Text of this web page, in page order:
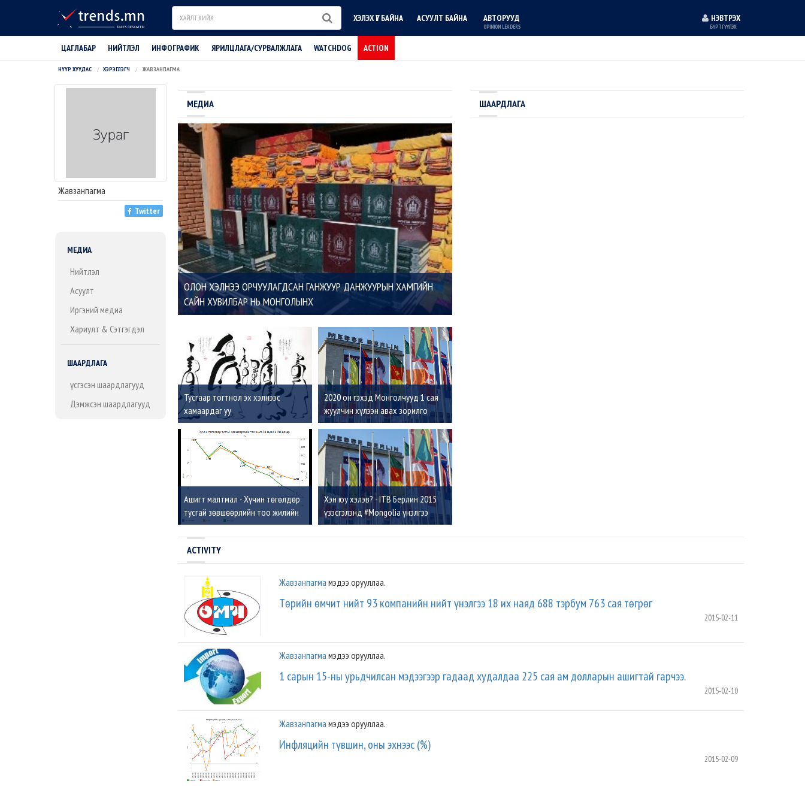
Search ХЭЛЭХ ҮГ БАЙНА АСУУЛТ БАЙНА АВТОРУУД
OPINION LEADERS
НЭВТРЭХ
БҮРТГҮҮЛЭХ
ЦАГЛАБАР НИЙТЛЭЛ ИНФОГРАФИК ЯРИЛЦЛАГА/СУРВАЛЖЛАГА WATCHDOG ACTION
НҮҮР ХУУДАС ХЭРЭГЛЭГЧ ЖАВЗАНПАГМА
Жавзанпагма
Twitter
МЕДИА
Нийтлэл
Асуулт
Иргэний медиа
Хариулт & Сэтгэгдэл
ШААРДЛАГА
Үүсгэсэн шаардлагууд
Дэмжсэн шаардлагууд
МЕДИА
ОЛОН ХЭЛНЭЭ ОРЧУУЛАГДСАН ГАНЖУУР ДАНЖУУРЫН ХАМГИЙН
САЙН ХУВИЛБАР НЬ МОНГОЛЫНХ
Тусгаар тогтнол эх хэлнээс
хамаардаг уу
2020 он гэхэд Монголчууд 1 сая
жуулчин хүлээн авах зорилго
тавьжээ
Ашигт малтмал - Хүчин төгөлдөр
тусгай зөвшөөрлийн тоо жилийн
эцсийн байдлаар
Хэн юу хэлэв? - ITB Берлин 2015
үзэсгэлэнд #Mongolia үнэлгээ
өндөртэй байна. RT!
ШААРДЛАГА
ACTIVITY
Жавзанпагма мэдээ орууллаа.
Төрийн өмчит нийт 93 компанийн нийт үнэлгээ 18 их наяд 688 тэрбум 763 сая төгрөг
2015-02-11
Жавзанпагма мэдээ орууллаа.
1 сарын 15-ны урьдчилсан мэдээгээр гадаад худалдаа 225 сая ам долларын ашигтай гарчээ.
2015-02-10
Жавзанпагма мэдээ орууллаа.
Инфляцийн түвшин, оны эхнээс (%)
2015-02-09